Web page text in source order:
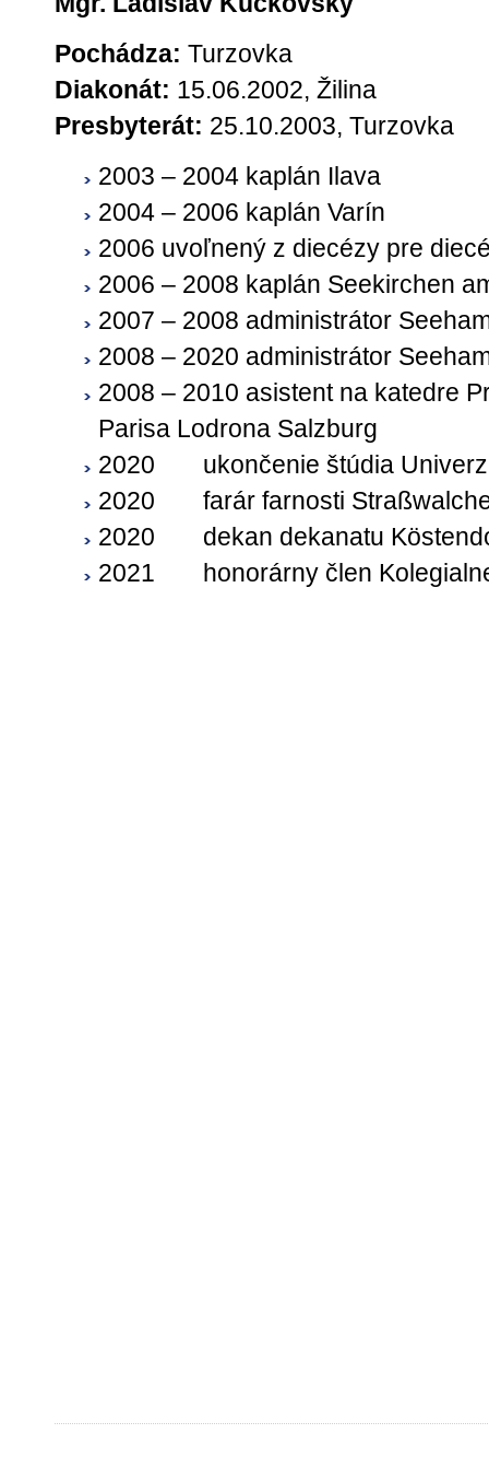
Pochádza: Turzovka
Diakonát: 15.06.2002, Žilina
Presbyterát: 25.10.2003, Turzovka
2003 – 2004 kaplán Ilava
2004 – 2006 kaplán Varín
2006 uvoľnený z diecézy pre
2006 – 2008 kaplán Seekirchen
2007 – 2008 administrátor
2008 – 2020 administrátor
2008 – 2010 asistent na katedre
Parisa Lodrona Salzburg
2020
ukončenie štúdia
2020
farár farnosti
2020
dekan dekanatu
2021
honorárny člen